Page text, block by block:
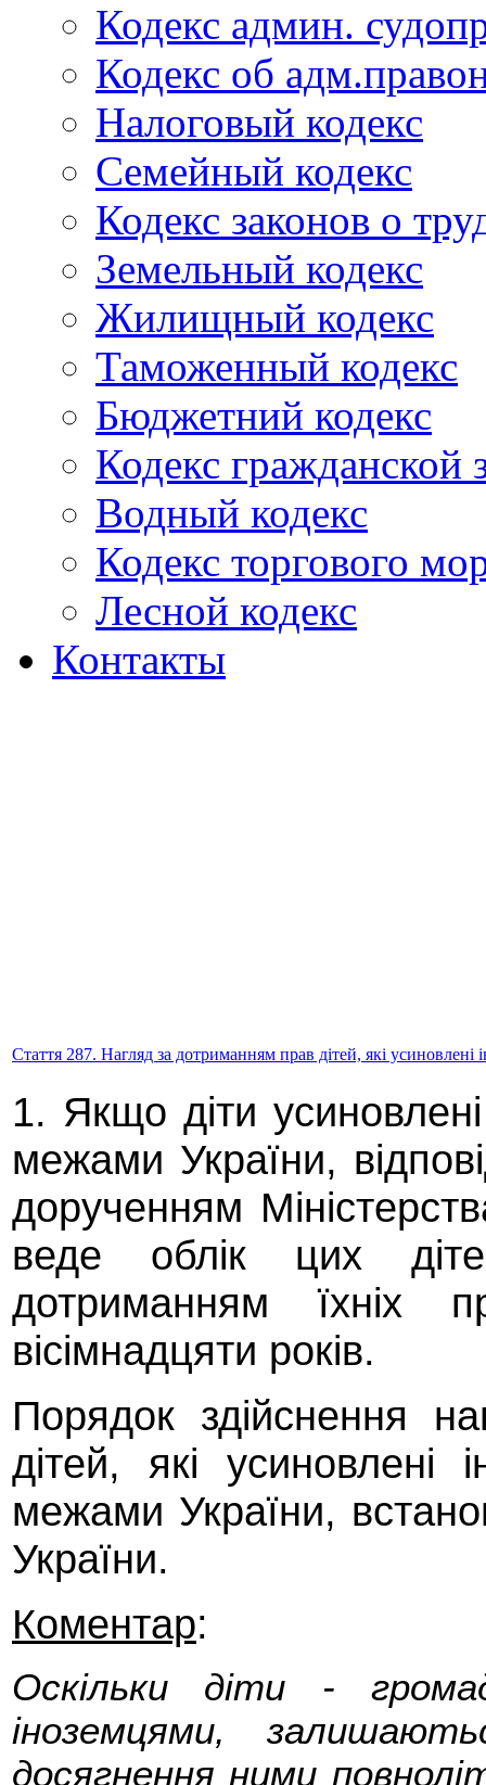
Кодекс админ.
Кодекс об
Налоговый кодекс
Семейный кодекс
Кодекс законов о
Земельный кодекс
Жилищный кодекс
Таможенный кодекс
Бюджетний кодекс
Кодекс гражданской
Водный кодекс
Кодекс торгового
Лесной кодекс
Контакты
Стаття 287. Нагляд за дотриманням прав дітей, які усиновлені
1. Якщо діти
межами України,
дорученням
веде облік цих
дотриманням їхніх
вісімнадцяти років.
Порядок здійснення
дітей, які
межами України,
України.
Коментар:
Оскільки діти -
іноземцями,
досягнення ними